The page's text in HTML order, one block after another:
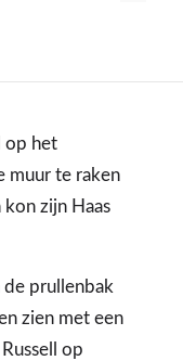
op het
muur te raken
zijn Haas
de prullenbak
zien met een
op